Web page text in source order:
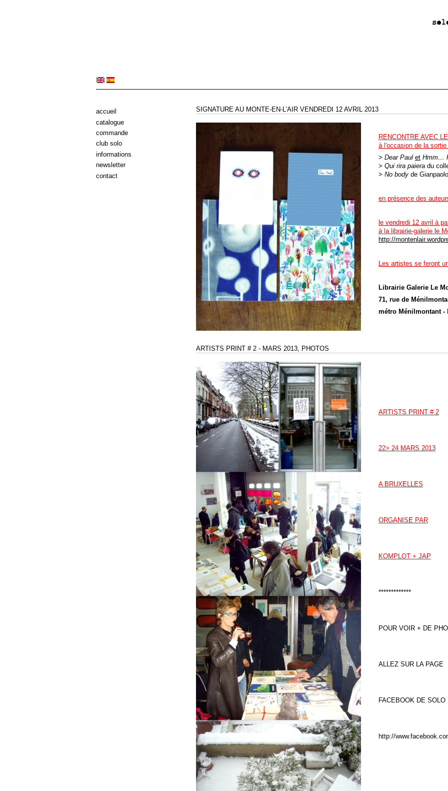
SIGNATURE AU MONTE-EN-L’AIR VENDREDI 12 AVRIL 2013
RENCONTRE AVEC
à l'occasion de la
> Dear Paul et Hmm…
> Qui rira paieradu
> No bodyde
en présence des
le vendredi 12 avril à
à la librairie-galerie le
http://
Les artistes se feront
Librairie Galerie Le
71, rue de
métro Ménilmontant -
ARTISTS PRINT # 2 - MARS 2013, PHOTOS
ARTISTS PRINT # 2
22> 24 MARS 2013
A BRUXELLES
ORGANISE PAR
KOMPLOT + JAP
*************
POUR VOIR + DE
ALLEZ SUR LA PAGE
FACEBOOK DE SOLO
http://
accueil
catalogue
commande
club solo
informations
newsletter
contact